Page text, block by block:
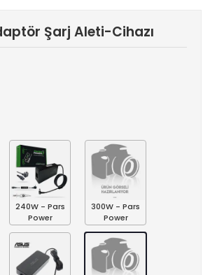
Şarj Aleti-Cihazı
240W - Pars
Power
300W - Pars
Power